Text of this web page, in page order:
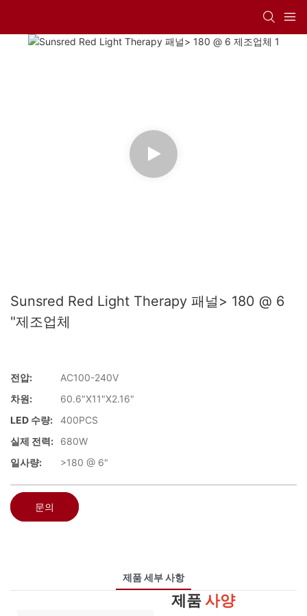
Sunsred Red Light Therapy 패널> 180 @ 6
"제조업체
전압:
AC100-240V
차원:
60.6"X11"X2.16"
LED 수량:
400PCS
실제 전력:
680W
일사량:
>180 @ 6"
문의
제품 세부 사항
제품사양